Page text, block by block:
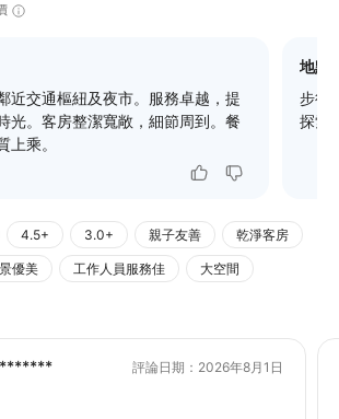
近交通樞紐及夜市。服務卓越，提
光。客房整潔寬敞，細節周到。餐
上乘。
地點
步行
探索
4.5+ 3.0+ 親子友善 乾淨客房
優美 工作人員服務佳 大空間
評論日期：2026年8月1日